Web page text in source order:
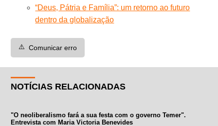
“Deus, Pátria e Família”: um retorno ao futuro
dentro da globalização
⚠️ Comunicar erro
NOTÍCIAS RELACIONADAS
"O neoliberalismo fará a sua festa com o governo Temer".
Entrevista com Maria Victoria Benevides